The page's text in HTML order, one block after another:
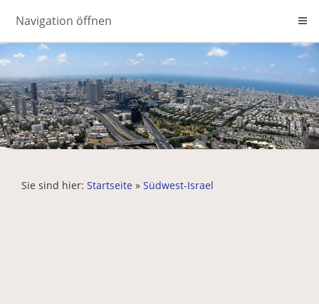
Navigation öffnen
Sie sind hier: Startseite » Südwest-Israel